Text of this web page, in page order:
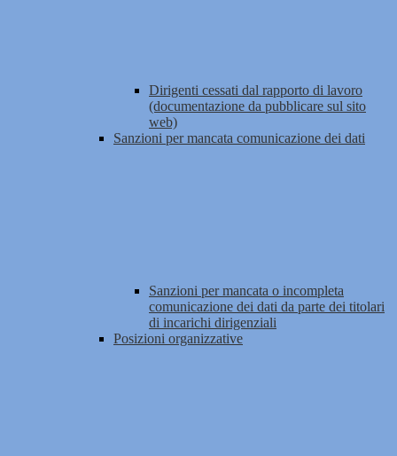
Dirigenti cessati dal rapporto di lavoro
(documentazione da pubblicare sul sito
web)
Sanzioni per mancata comunicazione dei dati
Sanzioni per mancata o incompleta
comunicazione dei dati da parte dei titolari
di incarichi dirigenziali
Posizioni organizzative